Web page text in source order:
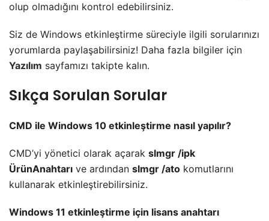
olup olmadığını kontrol edebilirsiniz.
Siz de Windows etkinleştirme süreciyle ilgili sorularınızı
yorumlarda paylaşabilirsiniz! Daha fazla bilgiler için
Yazılım sayfamızı takipte kalın.
Sıkça Sorulan Sorular
CMD ile Windows 10 etkinleştirme nasıl yapılır?
CMD’yi yönetici olarak açarak slmgr /ipk
ÜrünAnahtarı ve ardından slmgr /ato komutlarını
kullanarak etkinleştirebilirsiniz.
Windows 11 etkinleştirme için lisans anahtarı